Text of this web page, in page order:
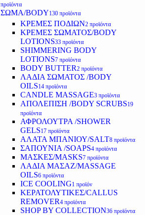
προϊόντα
ΣΩΜΑ/BODY130 προϊόντα
ΚΡΕΜΕΣ ΠΟΔΙΩΝ2 προϊόντα
ΚΡΕΜΕΣ ΣΩΜΑΤΟΣ/BODY
LOTIONS33 προϊόντα
SHIMMERING BODY
LOTIONS7 προϊόντα
BODY BUTTER2 προϊόντα
ΛΑΔΙΑ ΣΩΜΑΤΟΣ /BODY
OILS14 προϊόντα
CANDLE MASSAGE3 προϊόντα
ΑΠΟΛΕΠΙΣΗ /BODY SCRUBS19
προϊόντα
ΑΦΡΟΛΟΥΤΡΑ /SHOWER
GELS17 προϊόντα
ΑΛΑΤΑ ΜΠΑΝΙΟΥ/SALT8 προϊόντα
ΣΑΠΟΥΝΙΑ /SOAPS4 προϊόντα
ΜΑΣΚΕΣ/MASKS7 προϊόντα
ΛΑΔΙΑ ΜΑΣΑΖ/MASSAGE
OILS6 προϊόντα
ICE COOLING1 προϊόν
ΚΕΡΑΤΟΛΥΤΙΚΕΣ/CALLUS
REMOVER4 προϊόντα
SHOP BY COLLECTION36 προϊόντα